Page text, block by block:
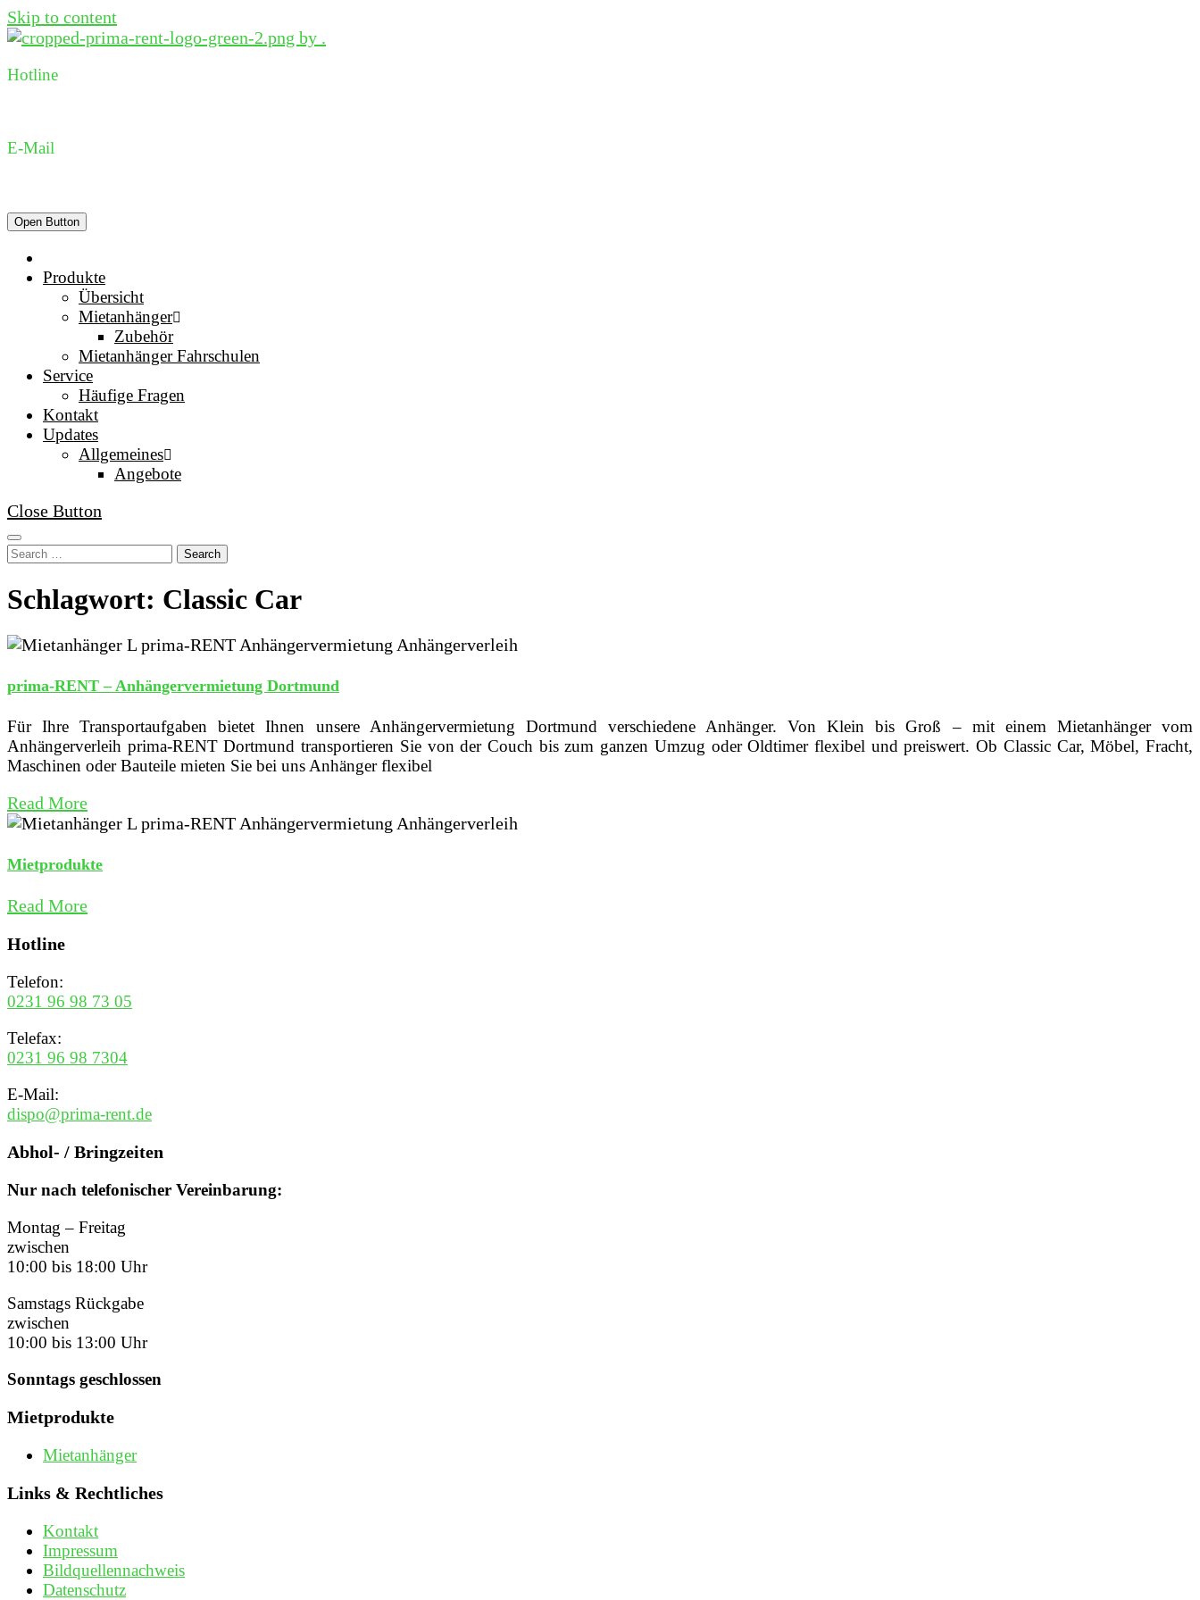
Skip to content
Hotline
E-Mail
Open Button
Produkte
Übersicht
Mietanhänger
Zubehör
Mietanhänger Fahrschulen
Service
Häufige Fragen
Kontakt
Updates
Allgemeines
Angebote
Close Button
Search
Schlagwort: Classic Car
prima-RENT – Anhängervermietung Dortmund
Für Ihre Transportaufgaben bietet Ihnen unsere Anhängervermietung Dortmund verschiedene Anhänger. Von Klein bis Groß – mit einem Mietanhänger vom
Anhängerverleih prima-RENT Dortmund transportieren Sie von der Couch bis zum ganzen Umzug oder Oldtimer flexibel und preiswert. Ob Classic Car, Möbel, Fracht,
Maschinen oder Bauteile mieten Sie bei uns Anhänger flexibel
Read More
Mietprodukte
Read More
Hotline
Telefon:
0231 96 98 73 05
Telefax:
0231 96 98 7304
E-Mail:
dispo@prima-rent.de
Abhol- / Bringzeiten
Nur nach telefonischer Vereinbarung:
Montag – Freitag
zwischen
10:00 bis 18:00 Uhr
Samstags Rückgabe
zwischen
10:00 bis 13:00 Uhr
Sonntags geschlossen
Mietprodukte
Mietanhänger
Links & Rechtliches
Kontakt
Impressum
Bildquellennachweis
Datenschutz